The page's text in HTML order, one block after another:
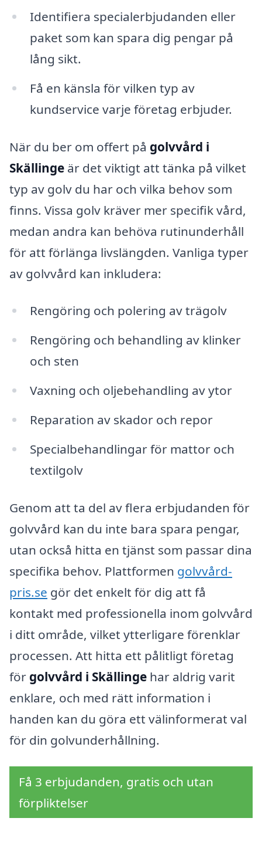
Identifiera specialerbjudanden eller
paket som kan spara dig pengar på
lång sikt.
Få en känsla för vilken typ av
kundservice varje företag erbjuder.
När du ber om offert på golvvård i
Skällinge är det viktigt att tänka på vilket
typ av golv du har och vilka behov som
finns. Vissa golv kräver mer specifik vård,
medan andra kan behöva rutinunderhåll
för att förlänga livslängden. Vanliga typer
av golvvård kan inkludera:
Rengöring och polering av trägolv
Rengöring och behandling av klinker
och sten
Vaxning och oljebehandling av ytor
Reparation av skador och repor
Specialbehandlingar för mattor och
textilgolv
Genom att ta del av flera erbjudanden för
golvvård kan du inte bara spara pengar,
utan också hitta en tjänst som passar dina
specifika behov. Plattformen golvvård-
pris.se gör det enkelt för dig att få
kontakt med professionella inom golvvård
i ditt område, vilket ytterligare förenklar
processen. Att hitta ett pålitligt företag
för golvvård i Skällinge har aldrig varit
enklare, och med rätt information i
handen kan du göra ett välinformerat val
för din golvunderhållning.
Få 3 erbjudanden, gratis och utan
förpliktelser